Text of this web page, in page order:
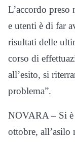
L’accordo preso
e utenti è di far
risultati delle
corso di
all’esito, si
problema”.
NOVARA – Si è
ottobre,